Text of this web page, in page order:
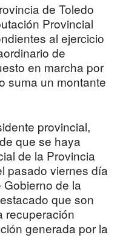
de Toledo
Provincial
al ejercicio
de
en marcha por
suma un montante
provincial,
que se haya
de la Provincia
pasado viernes día
de la
que son
recuperación
generada por la